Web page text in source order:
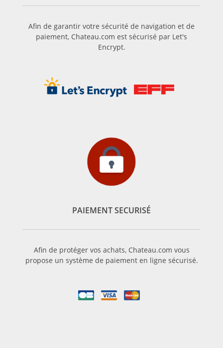
Afin de garantir votre sécurité de navigation et de
paiement, Chateau.com est sécurisé par Let's
Encrypt.
PAIEMENT SECURISÉ
Afin de protéger vos achats, Chateau.com vous
propose un système de paiement en ligne sécurisé.